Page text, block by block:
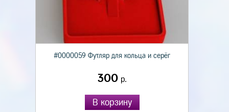
#0000059 Футляр для кольца и серёг
300р.
В корзину